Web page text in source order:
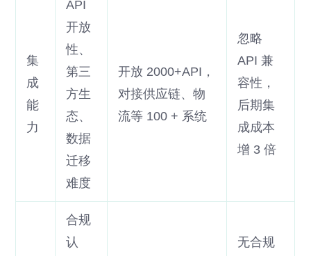
集
成
能
力
API
开放
性、
第三
方生
态、
数据
迁移
难度
开放 2000+API，
对接供应链、物
流等 100 + 系统
忽略
API 兼
容性，
后期集
成成本
增 3 倍
合规
认
无合规